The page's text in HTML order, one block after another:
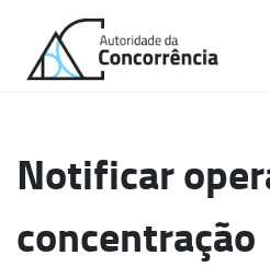
Página
inicial
Notificar
concentração